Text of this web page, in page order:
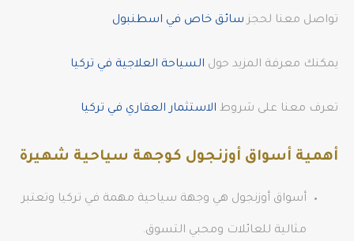
تواصل معنا لحجز سائق خاص في اسطنبول
يمكنك معرفة المزيد حول السياحة العلاجية في تركيا
تعرف معنا على شروط الاستثمار العقاري في تركيا
أهمية أسواق أوزنجول كوجهة سياحية شهيرة
أسواق أوزنجول هي وجهة سياحية مهمة في تركيا وتعتبر
مثالية للعائلات ومحبي التسوق.